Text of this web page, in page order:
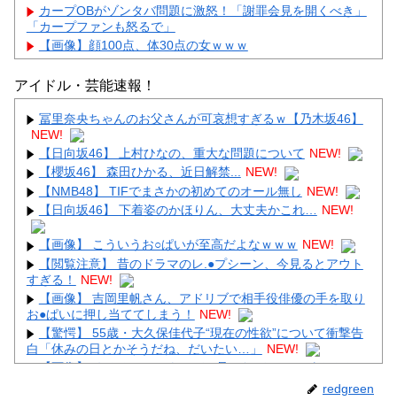
カープOBがゾンタバ問題に激怒！「謝罪会見を開くべき」
「カープファンも怒るで」
【画像】顔100点、体30点の女ｗｗｗ
Powered by livedoor 相互RSS
アイドル・芸能速報！
冨里奈央ちゃんのお父さんが可哀想すぎるｗ【乃木坂46】
NEW!
【日向坂46】 上村ひなの、重大な問題について NEW!
【櫻坂46】 森田ひかる、近日解禁... NEW!
【NMB48】 TIFでまさかの初めてのオール無し NEW!
【日向坂46】 下着姿のかほりん、大丈夫かこれ…
NEW!
【画像】 こういうお○ぱいが至高だよなｗｗｗ NEW!
【閲覧注意】 昔のドラマのレ.●プシーン、今見るとアウト
すぎる！
NEW!
【画像】 吉岡里帆さん、アドリブで相手役俳優の手を取り
お●ぱいに押し当ててしまう！
NEW!
【驚愕】 55歳・大久保佳代子“現在の性欲”について衝撃告
白「休みの日とかそうだね、だいたい…」
NEW!
【画像】 めるる、ヒルナンデス見せたデカケツがそそる
redgreen